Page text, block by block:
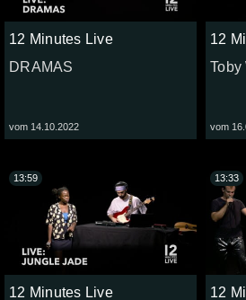
12 Minutes Live
DRAMAS
vom 14.10.2022
12
Toby
vom
12 Minutes Live
13:59
12
13:33